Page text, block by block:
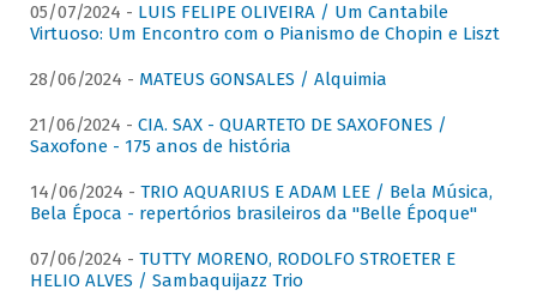
05/07/2024 - LUIS FELIPE OLIVEIRA / Um Cantabile
Virtuoso: Um Encontro com o Pianismo de Chopin e Liszt
28/06/2024 - MATEUS GONSALES / Alquimia
21/06/2024 - CIA. SAX - QUARTETO DE SAXOFONES /
Saxofone - 175 anos de história
14/06/2024 - TRIO AQUARIUS E ADAM LEE / Bela Música,
Bela Época - repertórios brasileiros da "Belle Époque"
07/06/2024 - TUTTY MORENO, RODOLFO STROETER E
HELIO ALVES / Sambaquijazz Trio